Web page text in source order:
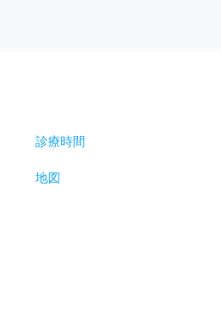
診療時間
地図